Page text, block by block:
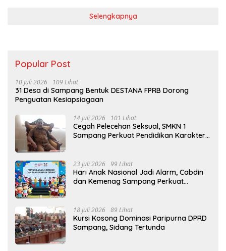
Selengkapnya
Popular Post
10 Juli 2026 109 Lihat
31 Desa di Sampang Bentuk DESTANA FPRB Dorong
Penguatan Kesiapsiagaan
14 Juli 2026 101 Lihat
Cegah Pelecehan Seksual, SMKN 1
Sampang Perkuat Pendidikan Karakter
23 Juli 2026 99 Lihat
Hari Anak Nasional Jadi Alarm, Cabdin
dan Kemenag Sampang Perkuat
18 Juli 2026 89 Lihat
Kursi Kosong Dominasi Paripurna DPRD
Sampang, Sidang Tertunda